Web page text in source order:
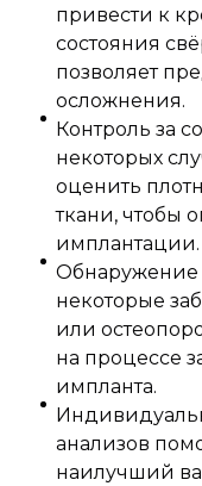
привести к
состояния
позволяет
осложнения.
Контроль за
некоторых
оценить
ткани, чтобы
имплантации.
Обнаружение
некоторые
или
на процессе
импланта.
анализов
наилучший